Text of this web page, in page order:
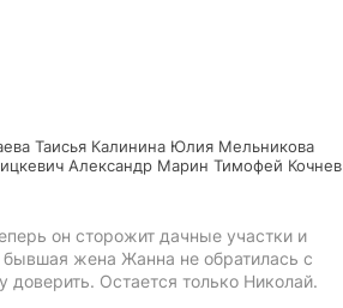
Таисья Калинина Юлия Мельникова
Александр Марин Тимофей Кочнев
он сторожит дачные участки и
бывшая жена Жанна не обратилась с
Остается только Николай.